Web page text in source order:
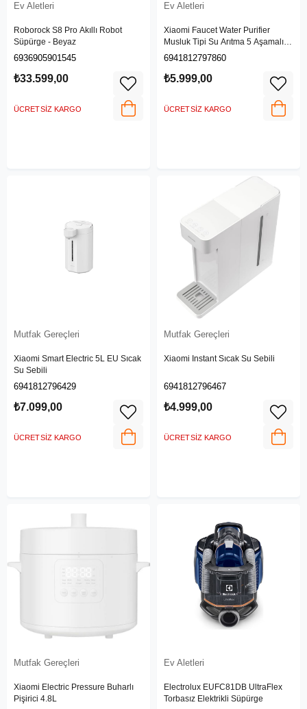
Ev Aletleri
Roborock S8 Pro Akıllı Robot
Süpürge - Beyaz
6936905901545
₺33.599,00
ÜCRETSIZ KARGO
Ev Aletleri
Xiaomi Faucet Water Purifier
Musluk Tipi Su Arıtma 5 Aşamalı
Filtasyon Yıkanabilir Seramik Filtre
6941812797860
₺5.999,00
ÜCRETSIZ KARGO
Mutfak Gereçleri
Xiaomi Smart Electric 5L EU Sıcak
Su Sebili
6941812796429
₺7.099,00
ÜCRETSIZ KARGO
Mutfak Gereçleri
Xiaomi Instant Sıcak Su Sebili
6941812796467
₺4.999,00
ÜCRETSIZ KARGO
Mutfak Gereçleri
Xiaomi Electric Pressure Buharlı
Pişirici 4.8L
Ev Aletleri
Electrolux EUFC81DB UltraFlex
Torbasız Elektrikli Süpürge